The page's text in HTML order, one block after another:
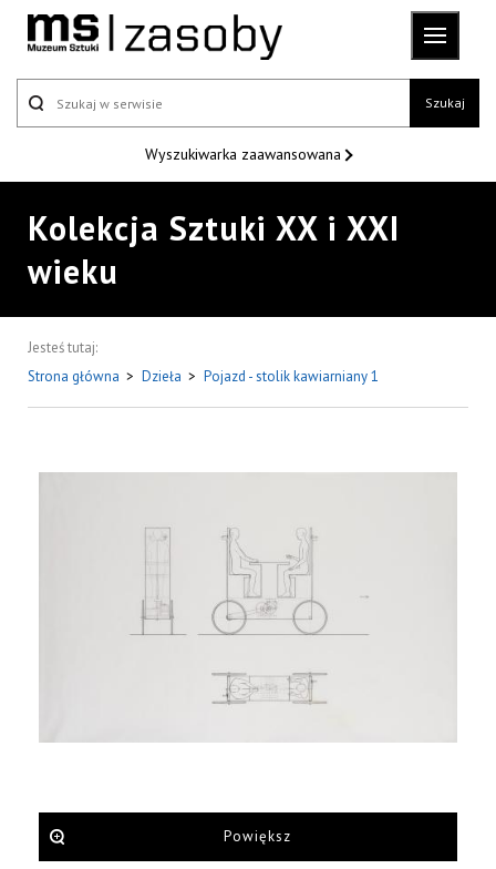
Szukaj
Wyszukiwarka zaawansowana
Kolekcja Sztuki XX i XXI
wieku
Jesteś tutaj:
Strona główna > Dzieła > Pojazd - stolik kawiarniany 1
Powiększ